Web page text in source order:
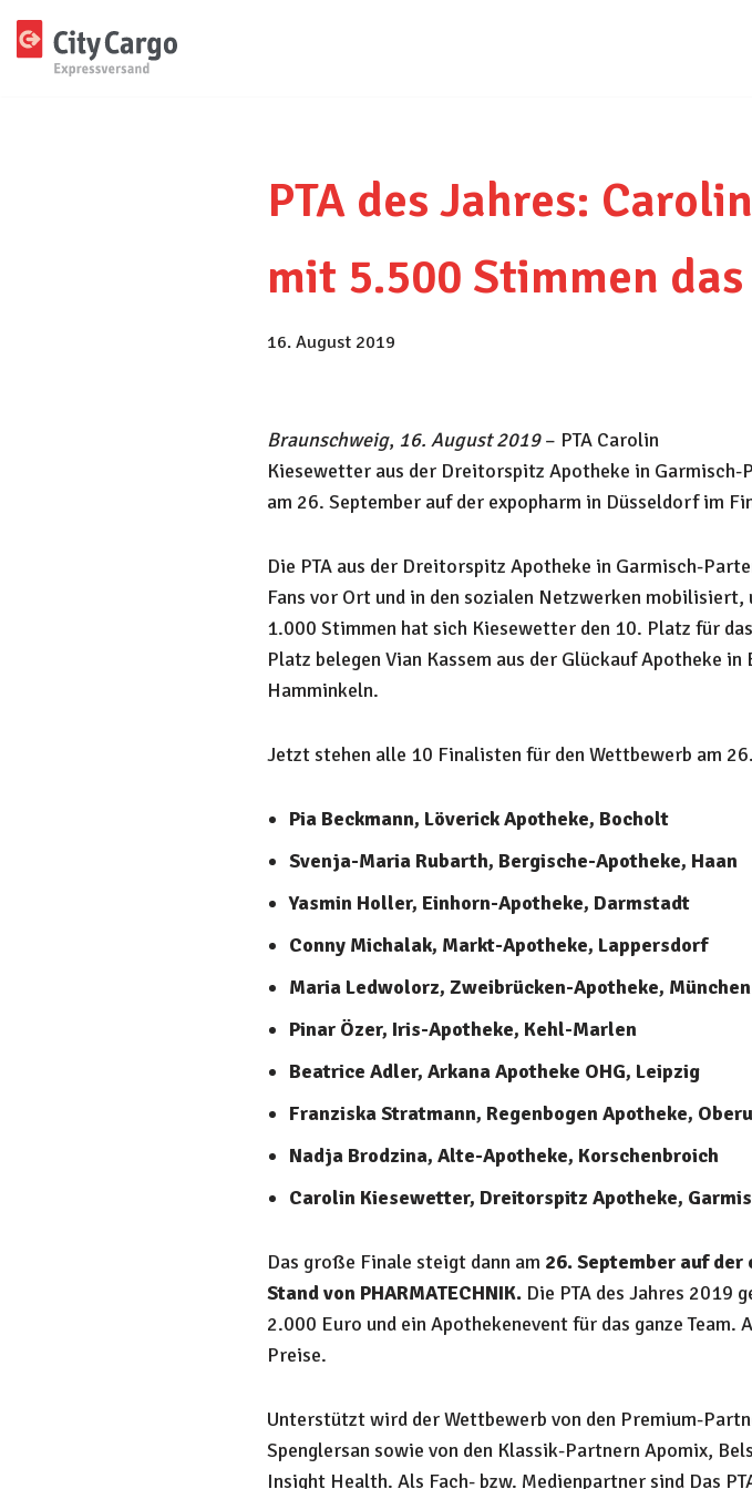
Zum
PTA des Jahres:
mit 5.500 Stimmen
16. August 2019
Braunschweig, 16. August 2019– PTA Carolin
Kiesewetter aus der Dreitorspitz Apotheke in
am 26. September auf der expopharm in Düsseldorf im
Die PTA aus der Dreitorspitz Apotheke in Garmisch-
Fans vor Ort und in den sozialen Netzwerken
1.000 Stimmen hat sich Kiesewetter den 10. Platz für
Platz belegen Vian Kassem aus der Glückauf Apotheke
Hamminkeln.
Jetzt stehen alle 10 Finalisten für den Wettbewerb am
Pia Beckmann, Löverick Apotheke, Bocholt
Svenja-Maria Rubarth, Bergische-Apotheke, Haan
Yasmin Holler, Einhorn-Apotheke, Darmstadt
Conny Michalak, Markt-Apotheke, Lappersdorf
Maria Ledwolorz, Zweibrücken-Apotheke, München
Pinar Özer, Iris-Apotheke, Kehl-Marlen
Beatrice Adler, Arkana Apotheke OHG, Leipzig
Franziska Stratmann, Regenbogen Apotheke,
Nadja Brodzina, Alte-Apotheke, Korschenbroich
Carolin Kiesewetter, Dreitorspitz Apotheke,
Das große Finale steigt dann am 26. September auf der
Stand von PHARMATECHNIK. Die PTA des Jahres 2019
2.000 Euro und ein Apothekenevent für das ganze
Preise.
Unterstützt wird der Wettbewerb von den Premium-
Spenglersan sowie von den Klassik-Partnern Apomix,
Insight Health. Als Fach- bzw. Medienpartner sind Das